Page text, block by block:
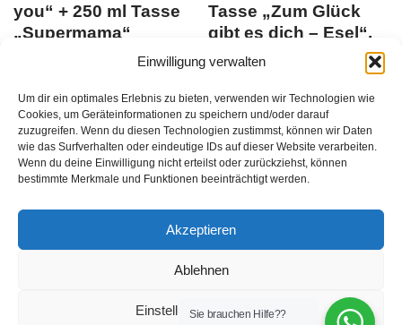
Einwilligung verwalten
Um dir ein optimales Erlebnis zu bieten, verwenden wir Technologien wie
Cookies, um Geräteinformationen zu speichern und/oder darauf
zuzugreifen. Wenn du diesen Technologien zustimmst, können wir Daten
wie das Surfverhalten oder eindeutige IDs auf dieser Website verarbeiten.
Wenn du deine Einwilligung nicht erteilst oder zurückziehst, können
bestimmte Merkmale und Funktionen beeinträchtigt werden.
Akzeptieren
Ablehnen
Einstellungen ansehen
you“ + 250 ml Tasse
„Supermama“
hier anmelden
, bevor Du
Produkte kaufen kannstEAN:
4029069977010
zzgl.Versandkosten
Tasse „Zum Glück
gibt es dich – Esel“,
VE: 2 Stk.
hier anmelden, bevor Du
Produkte kaufen kannstEAN:
4027268359478
zzgl.Versandkosten
Sie brauchen Hilfe??